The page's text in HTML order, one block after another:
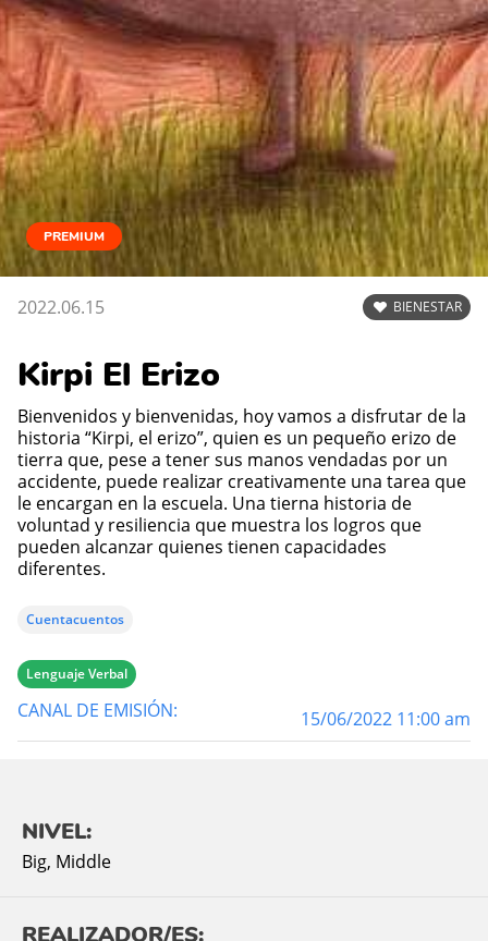
PREMIUM
2022.06.15 BIENESTAR
Kirpi El Erizo
Bienvenidos y bienvenidas, hoy vamos a disfrutar de la
historia “Kirpi, el erizo”, quien es un pequeño erizo de
tierra que, pese a tener sus manos vendadas por un
accidente, puede realizar creativamente una tarea que
le encargan en la escuela. Una tierna historia de
voluntad y resiliencia que muestra los logros que
pueden alcanzar quienes tienen capacidades
diferentes.
Cuentacuentos
Lenguaje Verbal
CANAL DE EMISIÓN: 15/06/2022 11:00 am
NIVEL:
Big, Middle
REALIZADOR/ES: